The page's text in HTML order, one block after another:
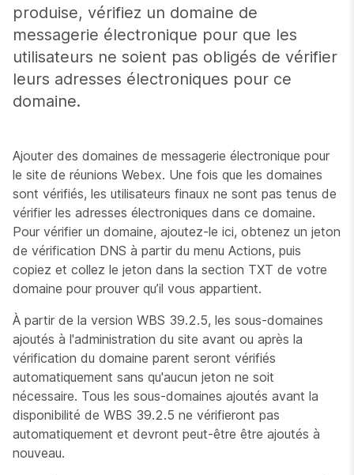
produise, vérifiez un domaine de
messagerie électronique pour que les
utilisateurs ne soient pas obligés de vérifier
leurs adresses électroniques pour ce
domaine.
Ajouter des domaines de messagerie électronique pour
le site de réunions Webex. Une fois que les domaines
sont vérifiés, les utilisateurs finaux ne sont pas tenus de
vérifier les adresses électroniques dans ce domaine.
Pour vérifier un domaine, ajoutez-le ici, obtenez un jeton
de vérification DNS à partir du menu Actions, puis
copiez et collez le jeton dans la section TXT de votre
domaine pour prouver qu’il vous appartient.
À partir de la version WBS 39.2.5, les sous-domaines
ajoutés à l'administration du site avant ou après la
vérification du domaine parent seront vérifiés
automatiquement sans qu'aucun jeton ne soit
nécessaire. Tous les sous-domaines ajoutés avant la
disponibilité de WBS 39.2.5 ne vérifieront pas
automatiquement et devront peut-être être ajoutés à
nouveau.